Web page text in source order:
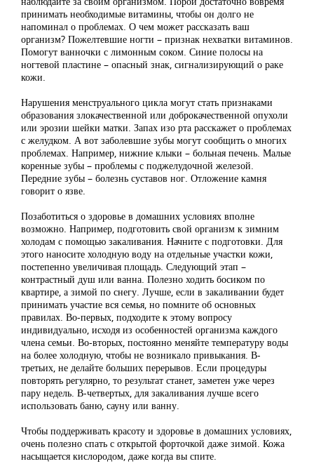
принимать необходимые витамины, чтобы он долго не
напоминал о проблемах. О чем может рассказать ваш
организм? Пожелтевшие ногти – признак нехватки витаминов.
Помогут ванночки с лимонным соком. Синие полосы на
ногтевой пластине – опасный знак, сигнализирующий о раке
кожи.
Нарушения менструального цикла могут стать признаками
образования злокачественной или доброкачественной опухоли
или эрозии шейки матки. Запах изо рта расскажет о проблемах
с желудком. А вот заболевшие зубы могут сообщить о многих
проблемах. Например, нижние клыки – больная печень. Малые
коренные зубы – проблемы с поджелудочной железой.
Передние зубы – болезнь суставов ног. Отложение камня
говорит о язве.
Позаботиться о здоровье в домашних условиях вполне
возможно. Например, подготовить свой организм к зимним
холодам с помощью закаливания. Начните с подготовки. Для
этого наносите холодную воду на отдельные участки кожи,
постепенно увеличивая площадь. Следующий этап –
контрастный душ или ванна. Полезно ходить босиком по
квартире, а зимой по снегу. Лучше, если в закаливании будет
принимать участие вся семья, но помните об основных
правилах. Во-первых, подходите к этому вопросу
индивидуально, исходя из особенностей организма каждого
члена семьи. Во-вторых, постоянно меняйте температуру воды
на более холодную, чтобы не возникало привыкания. В-
третьих, не делайте больших перерывов. Если процедуры
повторять регулярно, то результат станет, заметен уже через
пару недель. В-четвертых, для закаливания лучше всего
использовать баню, сауну или ванну.
Чтобы поддерживать красоту и здоровье в домашних условиях,
очень полезно спать с открытой форточкой даже зимой. Кожа
насыщается кислородом, даже когда вы спите.